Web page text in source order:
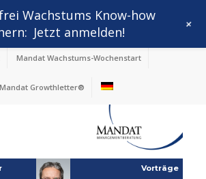
Mandat Wachstums-Wochenstart
Mandat Growthletter®
Vorträge
Wachstums Know-how
Jetzt anmelden! +